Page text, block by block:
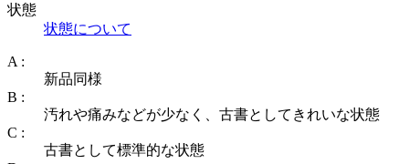
状態
状態について
A :
新品同様
B :
汚れや痛みなどが少なく、古書としてきれいな状態
C :
古書として標準的な状態